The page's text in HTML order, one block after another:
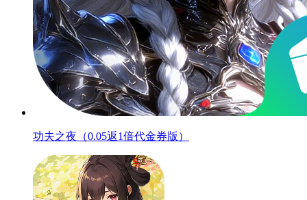
功夫之夜（0.05返1倍代金券版）